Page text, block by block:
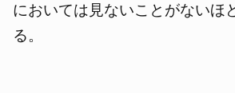
においては見ないことがないほ
る。